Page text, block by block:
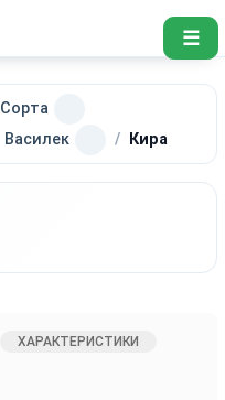
☰
Сорта
Василек Кира
ХАРАКТЕРИСТИКИ